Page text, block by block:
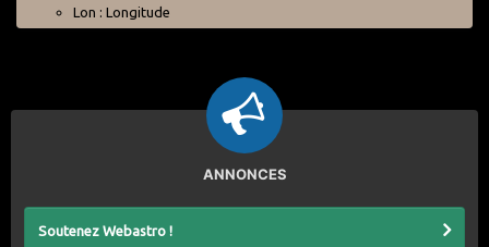
Lon : Longitude
ANNONCES
Soutenez Webastro !